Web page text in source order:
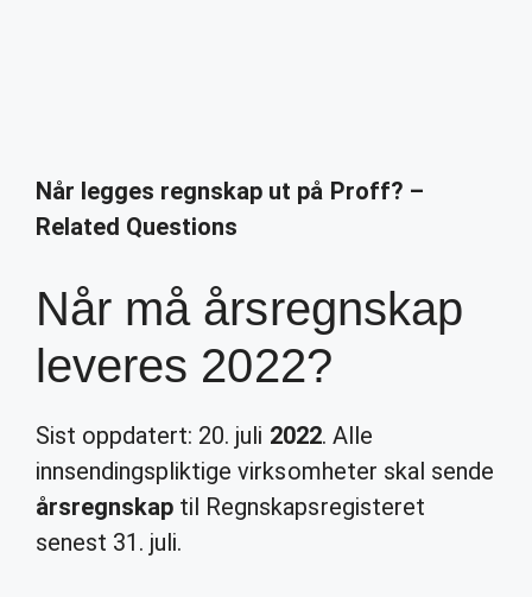
Når legges regnskap ut på Proff? –
Related Questions
Når må årsregnskap
leveres 2022?
Sist oppdatert: 20. juli 2022. Alle
innsendingspliktige virksomheter skal sende
årsregnskap til Regnskapsregisteret
senest 31. juli.